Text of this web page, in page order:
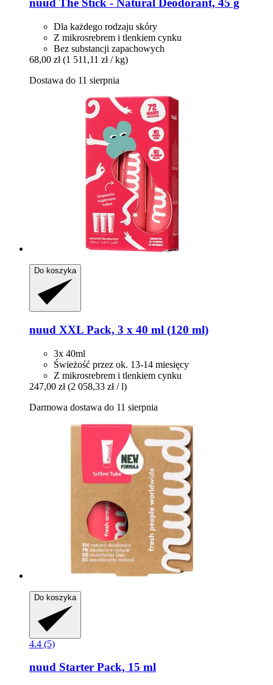
nuud The Stick -​ Natural Deodorant, 45 g
Dla każdego rodzaju skóry
Z mikrosrebrem i tlenkiem cynku
Bez substancji zapachowych
68,00 zł (1 511,11 zł / kg)
Dostawa do 11 sierpnia
Do koszyka
nuud XXL Pack, 3 x 40 ml (120 ml)
3x 40ml
Świeżość przez ok. 13-14 miesięcy
Z mikrosrebrem i tlenkiem cynku
247,00 zł (2 058,33 zł / l)
Darmowa dostawa do 11 sierpnia
Do koszyka
4.4 (5)
nuud Starter Pack, 15 ml